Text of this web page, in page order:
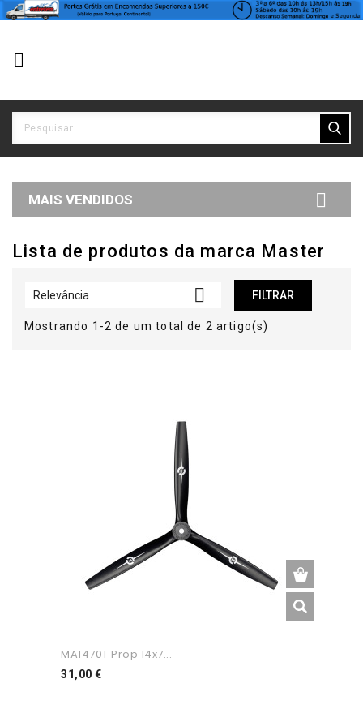

MAIS VENDIDOS 
Lista de produtos da marca Master
Relevância  FILTRAR
Mostrando 1-2 de um total de 2 artigo(s)
MA1470T Prop 14x7...
31,00 €Preço